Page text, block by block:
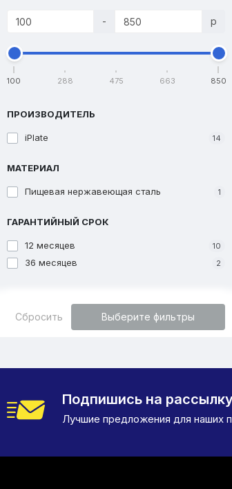
- р
100 288 475 663 850
ПРОИЗВОДИТЕЛЬ
iPlate 14
МАТЕРИАЛ
Пищевая нержавеющая сталь 1
ГАРАНТИЙНЫЙ СРОК
12 месяцев 10
36 месяцев 2
Сбросить Выберите фильтры
Подпишись на
Лучшие предложения для наших